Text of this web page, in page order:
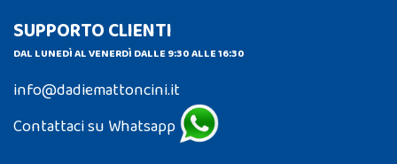
SUPPORTO CLIENTI
DAL LUNEDÌ AL VENERDÌ DALLE 9:30 ALLE 16:30
info@dadiemattoncini.it
Contattaci su Whatsapp